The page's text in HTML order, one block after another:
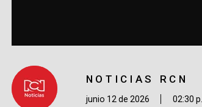
NOTICIAS RCN
junio 12 de 2026 02:30